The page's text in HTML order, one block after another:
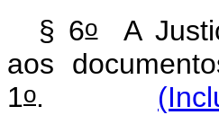
§ 6oA
aos
1o.